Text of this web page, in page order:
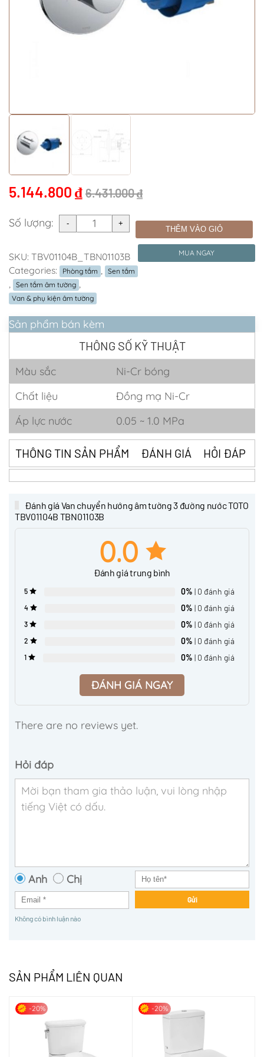
5.144.800 ₫ 6.431.000₫
Số lượng: THÊM VÀO GIỎ
MUA NGAY
SKU: TBV01104B_TBN01103B
Categories:
Phòng tắm Sen tắm
Sen tắm âm tường
Van & phụ kiện âm tường
Sản phẩm bán kèm
THÔNG SỐ KỸ THUẬT
Màu sắc
Ni-Cr bóng
Chất liệu
Đồng mạ Ni-Cr
Áp lực nước
0.05 ~ 1.0 MPa
THÔNG TIN SẢN PHẨM ĐÁNH GIÁ HỎI ĐÁP
Đánh giá Van chuyển hướng âm tường 3 đường nước TOTO
TBV01104B TBN01103B
0.0
Đánh giá trung bình
5 0% | 0 đánh giá
4 0% | 0 đánh giá
3 0% | 0 đánh giá
2 0% | 0 đánh giá
1 0% | 0 đánh giá
ĐÁNH GIÁ NGAY
There are no reviews yet.
Hỏi đáp
Anh Chị
Gửi
Không có bình luận nào
SẢN PHẨM LIÊN QUAN
-20% -20%